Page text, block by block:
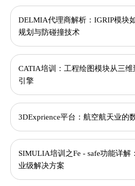
DELMIA代理商解析：IGRIP模块
规划与防碰撞技术
CATIA培训：工程绘图模块从三
引擎
3DExprience平台：航空航天业的
SIMULIA培训之Fe - safe功能详解
业级解决方案